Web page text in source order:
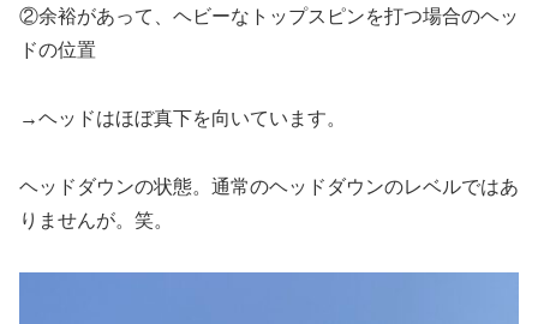
②余裕があって、ヘビーなトップスピンを打つ場合のヘッ
ドの位置
→ヘッドはほぼ真下を向いています。
ヘッドダウンの状態。通常のヘッドダウンのレベルではあ
りませんが。笑。